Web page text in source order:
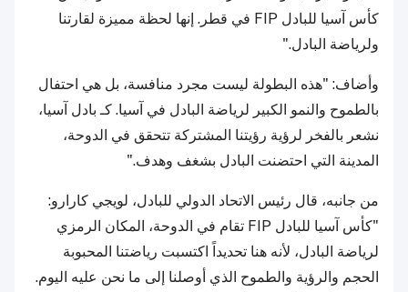
كأس آسيا للبادل FIP في قطر. إنها لحظة مميزة لقارتنا
ولرياضة البادل."
وأضاف: "هذه البطولة ليست مجرد منافسة، بل هي احتفال
بالطموح والنمو الكبير لرياضة البادل في آسيا. كـ بادل آسيا،
نشعر بالفخر لرؤية رؤيتنا المشتركة تتحقق في الدوحة،
المدينة التي احتضنت البادل بشغف وهدف."
من جانبه، قال رئيس الاتحاد الدولي للبادل، لويجي كارارو:
"كأس آسيا للبادل FIP تقام في الدوحة، المكان الرمزي
لرياضة البادل، لأنه هنا تحديداً اكتسبت رياضتنا المحبوبة
الحجم والرؤية والطموح الذي أوصلنا إلى ما نحن عليه اليوم.